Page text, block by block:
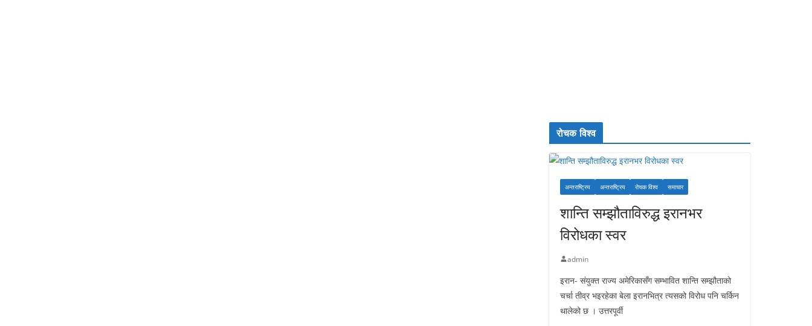
रोचक विश्व
अन्तराष्ट्रिय अन्तराष्ट्रिय रोचक विश्व समाचार
शान्ति सम्झौताविरुद्ध इरानभर
विरोधका स्वर
admin
इरान- संयुक्त राज्य अमेरिकासँग सम्भावित शान्ति सम्झौताको
चर्चा तीव्र भइरहेका बेला इरानभित्र त्यसको विरोध पनि चर्किन
थालेको छ । उत्तरपूर्वी